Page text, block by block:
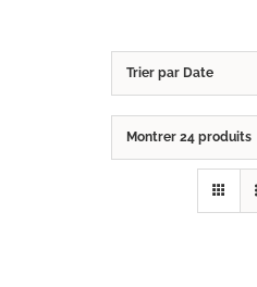
Trier par Date
Montrer 24 produits